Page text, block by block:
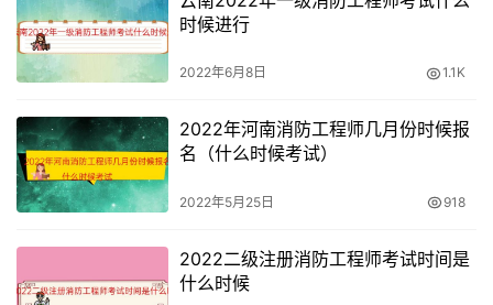
硕士学历
专业
消防工程
其他专业 4年 3年
消防工程
消防工程
时候进行
2022年6月8日 1.1K
2022年河南消防工程师几月份时候报
名（什么时候考试）
2022年5月25日 918
2022二级注册消防工程师考试时间是
什么时候